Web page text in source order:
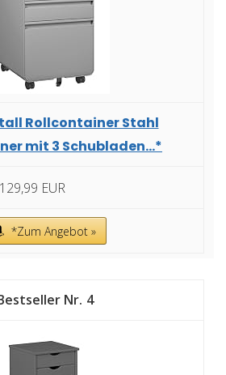
Rollcontainer Stahl
mit 3 Schubladen...*
129,99 EUR
*Zum Angebot »
4